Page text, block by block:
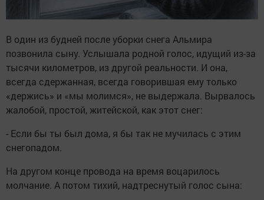
В один из будней после уборки снега Альмира
позвонила сыну. Услышала родной голос, идущий из-за
тысячи километров, из другой реальности. И она,
всегда сдержанная, всегда говорившая ему только
«держись» и «мы молимся», не выдержала. Вырвалось
жалобой, простой, житейской, как этот снег:
- Если бы ты был дома, я бы так не мучилась с этим
снегопадом.
На другом конце провода на время воцарилось
молчание. А потом тихий, надтреснутый голос сына: